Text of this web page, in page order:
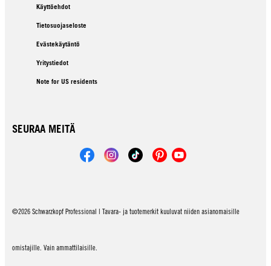
Käyttöehdot
Tietosuojaseloste
Evästekäytäntö
Yritystiedot
Note for US residents
SEURAA MEITÄ
©2026 Schwarzkopf Professional | Tavara- ja tuotemerkit kuuluvat niiden asianomaisille
omistajille. Vain ammattilaisille.